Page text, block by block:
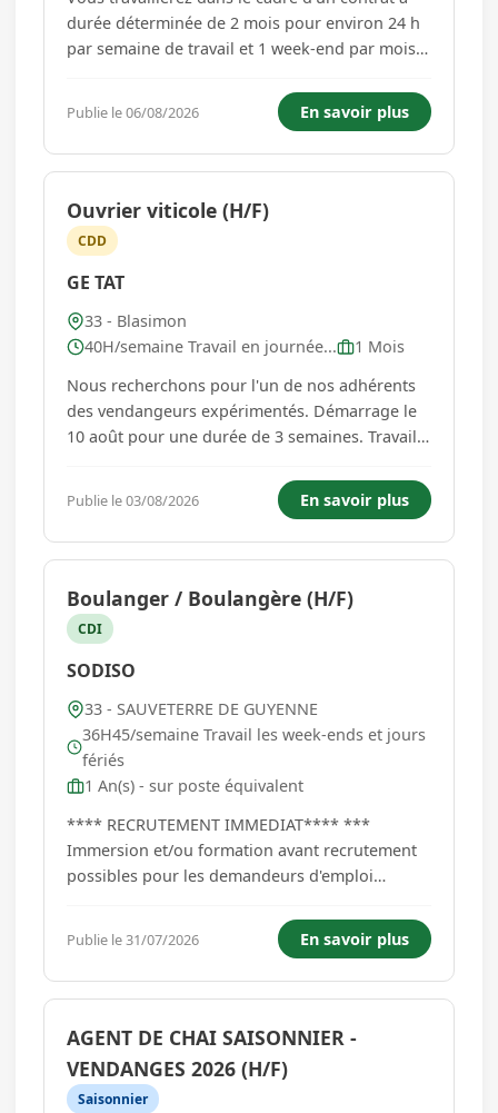
durée déterminée de 2 mois pour environ 24 h
par semaine de travail et 1 week-end par mois.
Missions : entretien courant du logement, aide
aux courses, préparation de repas, aide à la
prise de re...
Publie le 06/08/2026 En savoir plus
Ouvrier viticole (H/F)
CDD
GE TAT
33 - Blasimon
40H/semaine Travail en journée...
1 Mois
Nous recherchons pour l'un de nos adhérents
des vendangeurs expérimentés. Démarrage le
10 août pour une durée de 3 semaines. Travail
brut/heure. Pas de logement....
Publie le 03/08/2026 En savoir plus
Boulanger / Boulangère (H/F)
CDI
SODISO
33 - SAUVETERRE DE GUYENNE
36H45/semaine Travail les week-ends et jours
fériés
1 An(s) - sur poste équivalent
**** RECRUTEMENT IMMEDIAT**** ***
Immersion et/ou formation avant recrutement
possibles pour les demandeurs d'emploi
boulangerie. Conseille les clients sur le choix
des produits Travail en fin de semaine...
Publie le 31/07/2026 En savoir plus
AGENT DE CHAI SAISONNIER -
VENDANGES 2026 (H/F)
Saisonnier